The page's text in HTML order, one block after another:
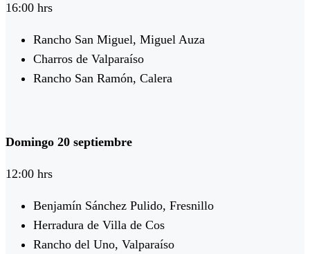
16:00 hrs
Rancho San Miguel, Miguel Auza
Charros de Valparaíso
Rancho San Ramón, Calera
Domingo 20 septiembre
12:00 hrs
Benjamín Sánchez Pulido, Fresnillo
Herradura de Villa de Cos
Rancho del Uno, Valparaíso